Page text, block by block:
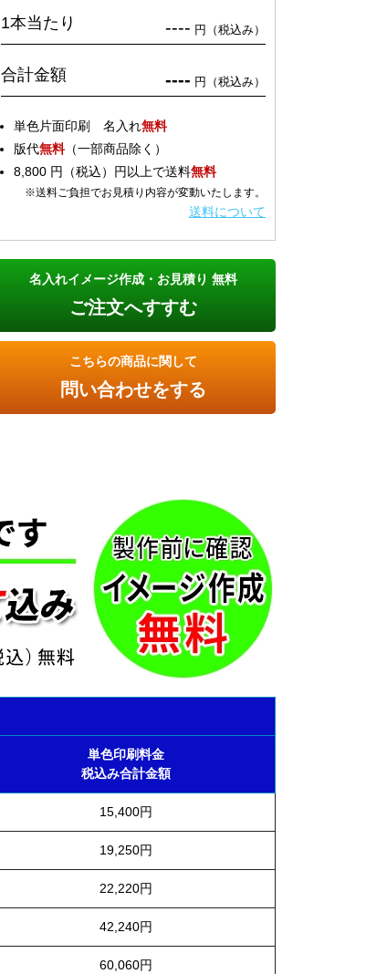
1本当たり ---- 円（税込み）
合計金額 ---- 円（税込み）
単色片面印刷 名入れ無料
版代無料（一部商品除く）
8,800 円（税込）円以上で送料無料
※送料ご負担でお見積り内容が変動いたします。
送料について
名入れイメージ作成・お見積り 無料
ご注文へすすむ
こちらの商品に関して
問い合わせをする
単色印刷料金
税込み合計金額
15,400円
19,250円
22,220円
42,240円
60,060円